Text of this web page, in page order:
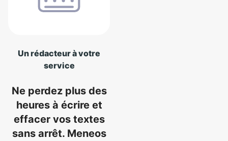
Un rédacteur à votre
service
Ne perdez plus des
heures à écrire et
effacer vos textes
sans arrêt. Meneos